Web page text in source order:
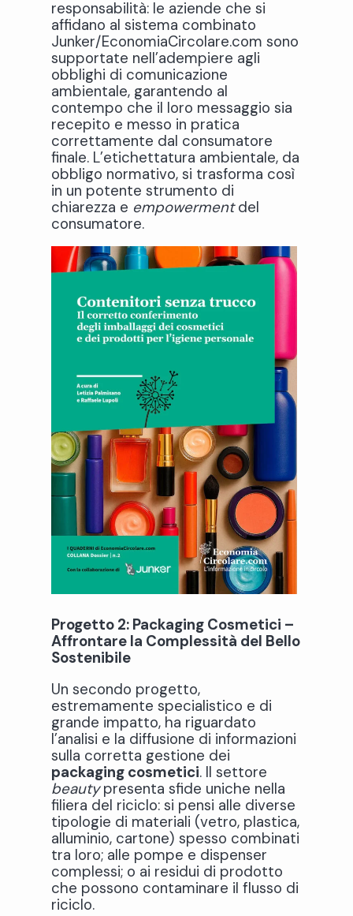
responsabilità: le aziende che si
affidano al sistema combinato
Junker/EconomiaCircolare.com sono
supportate nell’adempiere agli
obblighi di comunicazione
ambientale, garantendo al
contempo che il loro messaggio sia
recepito e messo in pratica
correttamente dal consumatore
finale. L’etichettatura ambientale, da
obbligo normativo, si trasforma così
in un potente strumento di
chiarezza e empowermentdel
consumatore.
Progetto 2: Packaging Cosmetici –
Affrontare la Complessità del Bello
Sostenibile
Un secondo progetto,
estremamente specialistico e di
grande impatto, ha riguardato
l’analisi e la diffusione di informazioni
sulla corretta gestione dei
packaging cosmetici. Il settore
beautypresenta sfide uniche nella
filiera del riciclo: si pensi alle diverse
tipologie di materiali (vetro, plastica,
alluminio, cartone) spesso combinati
tra loro; alle pompe e dispenser
complessi; o ai residui di prodotto
che possono contaminare il flusso di
riciclo.